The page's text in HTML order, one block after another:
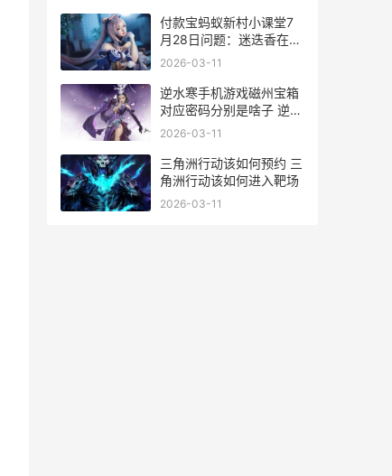
付款宝蚂蚁新村小课堂7
月28日问题：迷迭香在几
月开花 蚂蚁新村 支付宝
2026-03-11
逆水寒手机游戏磁州宝箱
对应密码分别是啥子 逆水
寒手机版
2026-03-11
三角洲行动该如何预约 三
角洲行动该如何进入靶场
2026-03-11